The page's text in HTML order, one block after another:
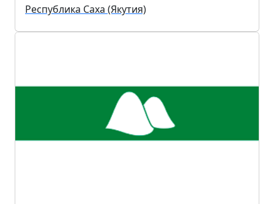
Республика Саха (Якутия)